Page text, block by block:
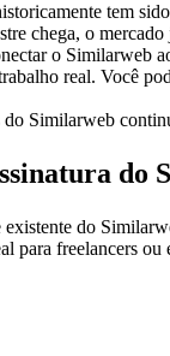
tem
chega, o mercado
o Similarweb
real. Você
do Similarweb
do
do
para freelancers